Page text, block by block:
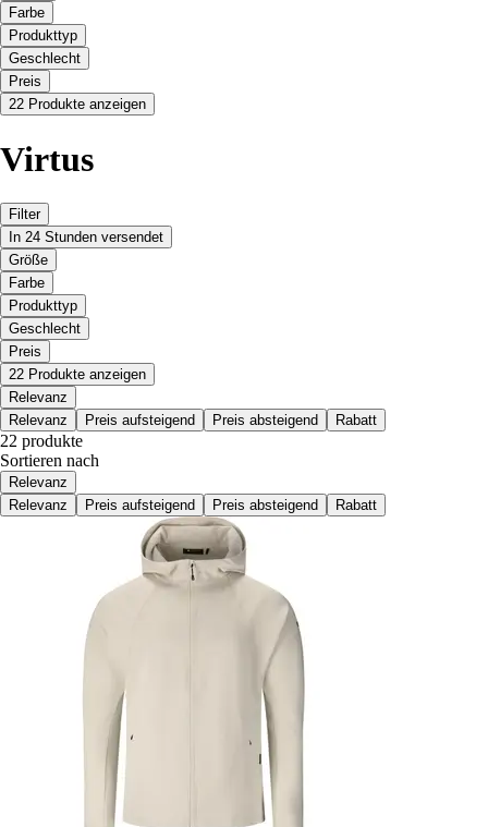
Farbe
Produkttyp
Geschlecht
Preis
22 Produkte anzeigen
Virtus
Filter
In 24 Stunden versendet
Größe
Farbe
Produkttyp
Geschlecht
Preis
22 Produkte anzeigen
Relevanz
Relevanz
Preis aufsteigend Preis absteigend Rabatt
22 produkte
Sortieren nach
Relevanz
Relevanz
Preis aufsteigend Preis absteigend Rabatt